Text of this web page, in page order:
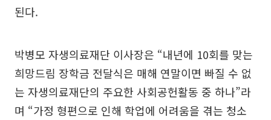
된다.
박병모 자생의료재단 이사장은 “내년에 10회를 맞는
희망드림 장학금 전달식은 매해 연말이면 빠질 수 없
는 자생의료재단의 주요한 사회공헌활동 중 하나”라
며 “가정 형편으로 인해 학업에 어려움을 겪는 청소